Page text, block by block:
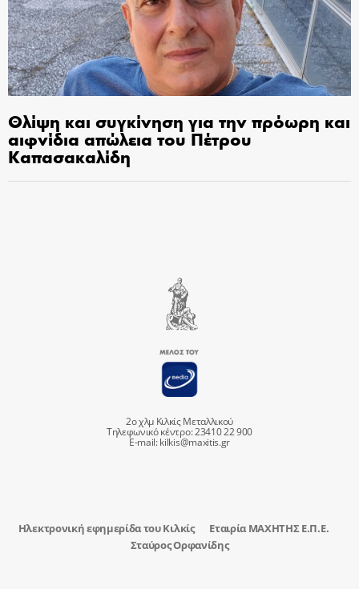
Θλίψη και συγκίνηση για την πρόωρη και
αιφνίδια απώλεια του Πέτρου
Καπασακαλίδη
2ο χλμ Κιλκίς Μεταλλικού
Τηλεφωνικό κέντρο: 23410 22 900
E-mail:kilkis@maxitis.gr
Ηλεκτρονική εφημερίδα του Κιλκίς
Εταιρία ΜΑΧΗΤΗΣ Ε.Π.Ε.
Σταύρος Ορφανίδης